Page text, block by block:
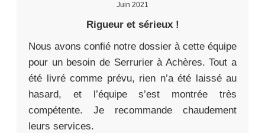
Juin 2021
Rigueur et sérieux !
Nous avons confié notre dossier à cette équipe
pour un besoin de Serrurier à Achères. Tout a
été livré comme prévu, rien n’a été laissé au
hasard, et l’équipe s’est montrée très
compétente. Je recommande chaudement
leurs services.